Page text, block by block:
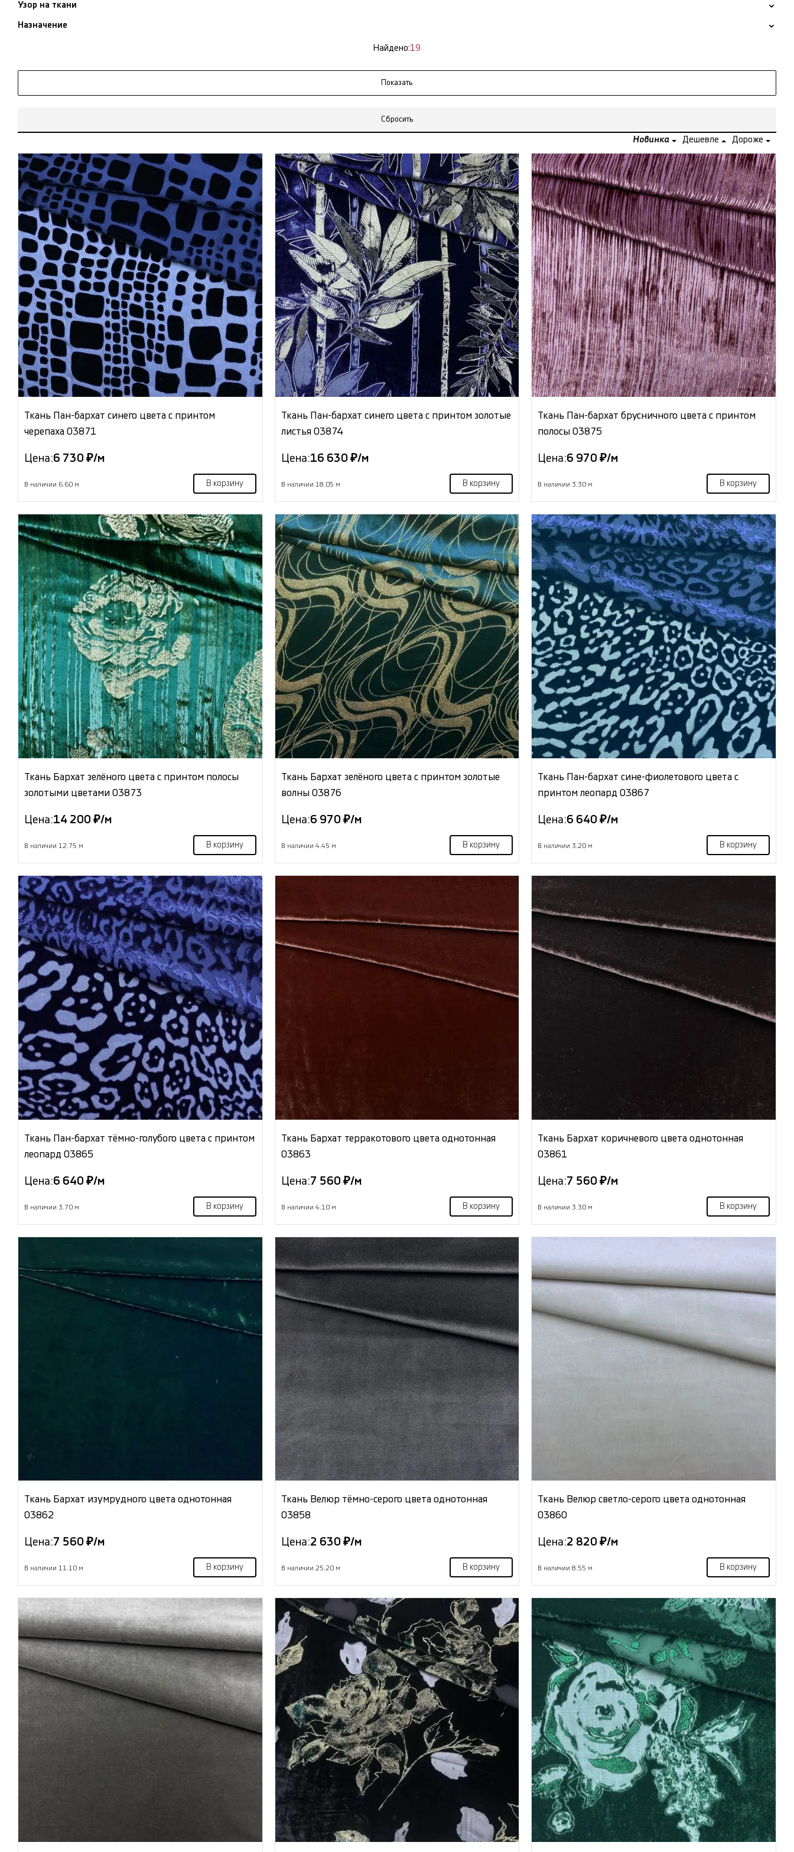
Узор на ткани
Назначение
Найдено:19
Сбросить
Новинка Дешевле Дороже
Ткань Пан-бархат синего цвета с принтом
черепаха 03871
Цена:6 730 ₽/м
В наличии 6.60 м В корзину
Ткань Пан-бархат синего цвета с принтом золотые
листья 03874
Цена:16 630 ₽/м
В наличии 18.05 м В корзину
Ткань Пан-бархат брусничного цвета с принтом
полосы 03875
Цена:6 970 ₽/м
В наличии 3.30 м В корзину
Ткань Бархат зелёного цвета с принтом полосы
золотыми цветами 03873
Цена:14 200 ₽/м
В наличии 12.75 м В корзину
Ткань Бархат зелёного цвета с принтом золотые
волны 03876
Цена:6 970 ₽/м
В наличии 4.45 м В корзину
Ткань Пан-бархат сине-фиолетового цвета с
принтом леопард 03867
Цена:6 640 ₽/м
В наличии 3.20 м В корзину
Ткань Пан-бархат тёмно-голубого цвета с принтом
леопард 03865
Цена:6 640 ₽/м
В наличии 3.70 м В корзину
Ткань Бархат терракотового цвета однотонная
03863
Цена:7 560 ₽/м
В наличии 4.10 м В корзину
Ткань Бархат коричневого цвета однотонная
03861
Цена:7 560 ₽/м
В наличии 3.30 м В корзину
Ткань Бархат изумрудного цвета однотонная
03862
Цена:7 560 ₽/м
В наличии 11.10 м В корзину
Ткань Велюр тёмно-серого цвета однотонная
03858
Цена:2 630 ₽/м
В наличии 25.20 м В корзину
Ткань Велюр светло-серого цвета однотонная
03860
Цена:2 820 ₽/м
В наличии 8.55 м В корзину